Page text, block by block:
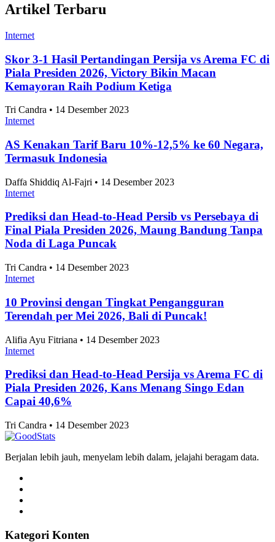
Artikel Terbaru
Internet
Skor 3-1 Hasil Pertandingan Persija vs Arema FC di
Piala Presiden 2026, Victory Bikin Macan
Kemayoran Raih Podium Ketiga
Tri Candra • 14 Desember 2023
Internet
AS Kenakan Tarif Baru 10%-12,5% ke 60 Negara,
Termasuk Indonesia
Daffa Shiddiq Al-Fajri • 14 Desember 2023
Internet
Prediksi dan Head-to-Head Persib vs Persebaya di
Final Piala Presiden 2026, Maung Bandung Tanpa
Noda di Laga Puncak
Tri Candra • 14 Desember 2023
Internet
10 Provinsi dengan Tingkat Pengangguran
Terendah per Mei 2026, Bali di Puncak!
Alifia Ayu Fitriana • 14 Desember 2023
Internet
Prediksi dan Head-to-Head Persija vs Arema FC di
Piala Presiden 2026, Kans Menang Singo Edan
Capai 40,6%
Tri Candra • 14 Desember 2023
Berjalan lebih jauh, menyelam lebih dalam, jelajahi beragam data.
Kategori Konten